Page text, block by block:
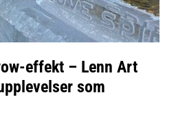
effekt – Lenn Art
som